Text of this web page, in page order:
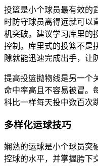
投篮是小个球员最有效的
时防守球员离得远就可以
机突破。建议学习库里的
控制。库里式的投篮不是
隙就能迅速完成出手，让
提高投篮抛物线是另一个
命中率高且不容易被冒。
科比一样每天投中数百次
多样化运球技巧
娴熟的运球是小个球员突
控球的水平，并掌握胯下